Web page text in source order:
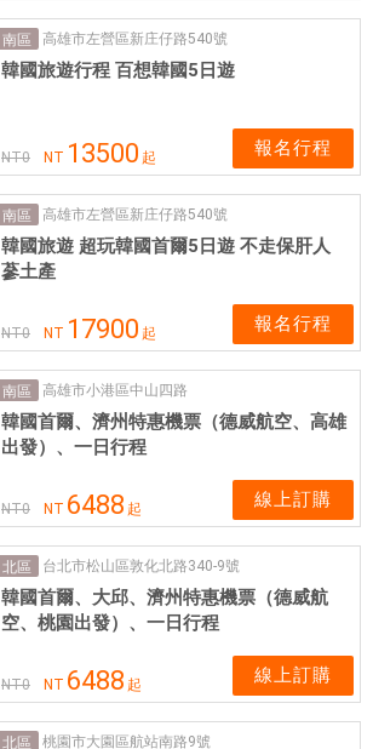
南區 高雄市左營區新庄仔路540號
韓國旅遊行程 百想韓國5日遊
NT0 NT 13500 起 報名行程
南區 高雄市左營區新庄仔路540號
韓國旅遊 超玩韓國首爾5日遊 不走保肝人
蔘土產
NT0 NT 17900 起 報名行程
南區 高雄市小港區中山四路
韓國首爾、濟州特惠機票（德威航空、高雄
出發）、一日行程
NT0 NT 6488 起 線上訂購
北區 台北市松山區敦化北路340-9號
韓國首爾、大邱、濟州特惠機票（德威航
空、桃園出發）、一日行程
NT0 NT 6488 起 線上訂購
北區 桃園市大園區航站南路9號